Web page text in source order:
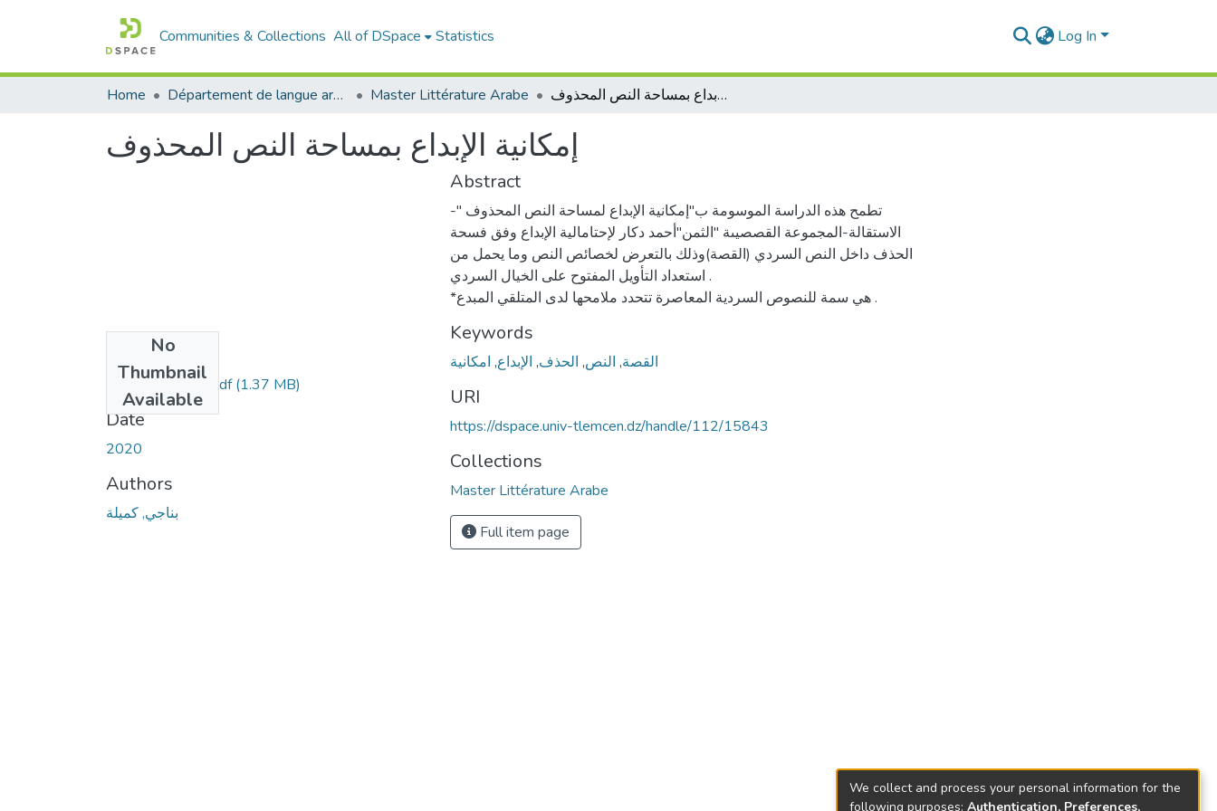
Communities & Collections All of DSpace Statistics Log In
Home Département de langue arabe Master Littérature Arabe إمكانية الإبداع بمساحة النص المحذوف
إمكانية الإبداع بمساحة النص المحذوف
No
Thumbnail
Available
Bennadji-Kamila.pdf(1.37 MB)
Date
2020
Authors
بناجي, كميلة
Abstract
تطمح هذه الدراسة الموسومة ب"إمكانية الإبداع لمساحة النص المحذوف "-
الاستقالة-المجموعة القصصيىة "الثمن"أحمد دكار لإحتامالية الإبداع وفق فسحة
الحذف داخل النص السردي (القصة)وذلك بالتعرض لخصائص النص وما يحمل من
استعداد التأويل المفتوح على الخيال السردي .
*هي سمة للنصوص السردية المعاصرة تتحدد ملامحها لدى المتلقي المبدع .
Keywords
القصة, النص, الحذف, الإبداع, امكانية
URI
https://dspace.univ-tlemcen.dz/handle/112/15843
Collections
Master Littérature Arabe
Full item page
We collect and process your personal information for the
following purposes: Authentication, Preferences,